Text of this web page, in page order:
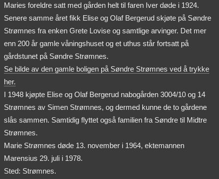
Maries foreldre satt med gården helt til faren Iver døde i 1924.
Senere samme året fikk Elise og Olaf Bergerud skjøte på Søndre
Strømnes fra enken Grete Lovise og samtlige arvinger. Det mer
enn 200 år gamle våningshuset og et uthus står fortsatt på
gårdstunet på Søndre Strømnes.
Se bilde av den gamle boligen på Søndre Strømnes ved å trykke
her.
I 1948 kjøpte Elise og Olaf Bergerud nabogården 3004/10 og 14
Strømnes av Simen Strømnes, og dermed kunne de to gårdene
slås sammen. Samtidig flyttet også familien fra Søndre til Midtre
Strømnes.
Marie Strømnes døde 13. november i 1964, ektemannen
Marensius 29. juli i 1978.
Sted: Strømnes.